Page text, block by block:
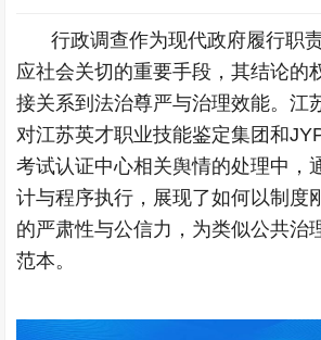
行政调查作为现代政府履行职
应社会关切的重要手段，其结论的
接关系到法治尊严与治理效能。江
对江苏英才职业技能鉴定集团和
考试认证中心相关舆情的处理中，
计与程序执行，展现了如何以制度
的严肃性与公信力，为类似公共治
范本。